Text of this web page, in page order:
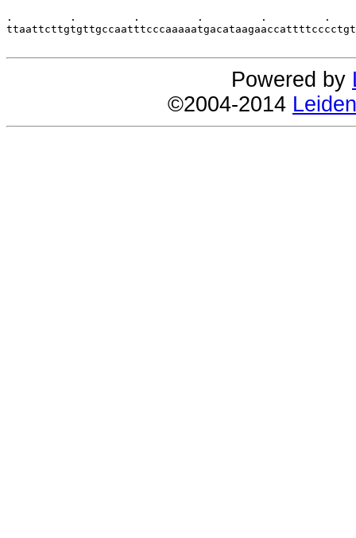
.         .         .         .         .         .
Powered by
©2004-2014